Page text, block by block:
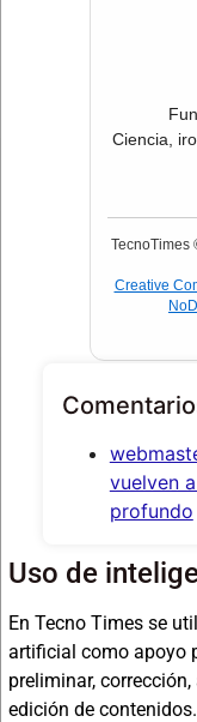
Ciencia,
Creative
vuelven
profundo
Uso de
En Tecno Times se
artificial como apoyo
preliminar,
edición de contenidos.